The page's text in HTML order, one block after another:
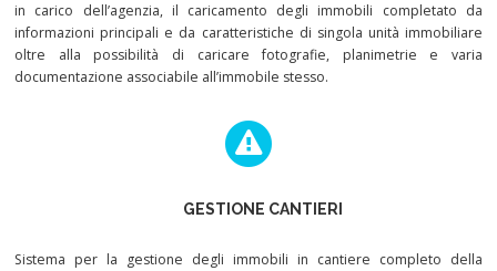
in carico dell’agenzia, il caricamento degli immobili completato da
informazioni principali e da caratteristiche di singola unità immobiliare
oltre alla possibilità di caricare fotografie, planimetrie e varia
documentazione associabile all’immobile stesso.
GESTIONE CANTIERI
Sistema per la gestione degli immobili in cantiere completo della